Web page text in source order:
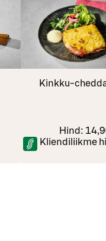
Kinkku-
Hind:
Kliendiliikme